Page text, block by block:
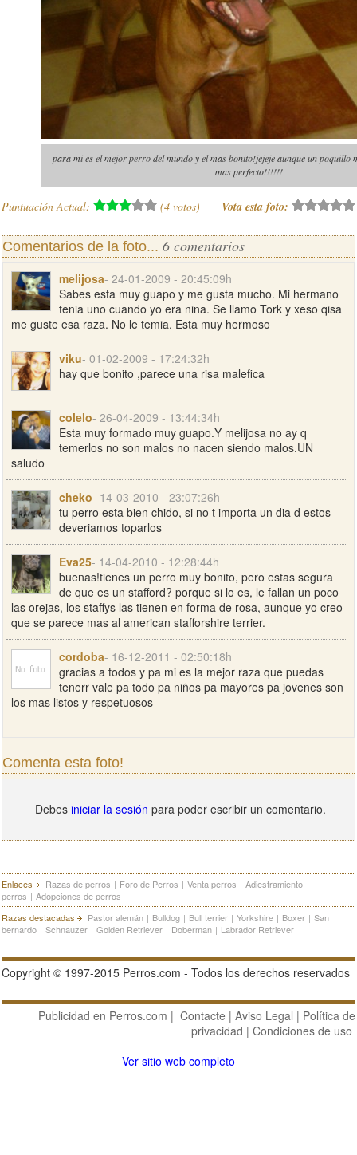
para mi es el mejor perro del mundo y el mas bonito!jejeje aunque un poquillo
mas perfecto!!!!!!
Puntuación Actual: (4 votos) Vota esta foto:
Comentarios de la foto... 6 comentarios
melijosa- 24-01-2009 - 20:45:09h
Sabes esta muy guapo y me gusta mucho. Mi hermano
tenia uno cuando yo era nina. Se llamo Tork y xeso qisa
me guste esa raza. No le temia. Esta muy hermoso
viku- 01-02-2009 - 17:24:32h
hay que bonito ,parece una risa malefica
colelo- 26-04-2009 - 13:44:34h
Esta muy formado muy guapo.Y melijosa no ay q
temerlos no son malos no nacen siendo malos.UN
saludo
cheko- 14-03-2010 - 23:07:26h
tu perro esta bien chido, si no t importa un dia d estos
deveriamos toparlos
Eva25- 14-04-2010 - 12:28:44h
buenas!tienes un perro muy bonito, pero estas segura
de que es un stafford? porque si lo es, le fallan un poco
las orejas, los staffys las tienen en forma de rosa, aunque yo creo
que se parece mas al american stafforshire terrier.
cordoba- 16-12-2011 - 02:50:18h
gracias a todos y pa mi es la mejor raza que puedas
tenerr vale pa todo pa niños pa mayores pa jovenes son
los mas listos y respetuosos
Comenta esta foto!
Debes iniciar la sesión para poder escribir un comentario.
Enlaces Razas de perros | Foro de Perros | Venta perros | Adiestramiento
perros | Adopciones de perros
Razas destacadas
Pastor alemán | Bulldog | Bull terrier | Yorkshire | Boxer | San
bernardo | Schnauzer | Golden Retriever | Doberman | Labrador Retriever
Copyright © 1997-2015 Perros.com - Todos los derechos reservados
Publicidad en Perros.com | Contacte | Aviso Legal | Política de
privacidad | Condiciones de uso
Ver sitio web completo